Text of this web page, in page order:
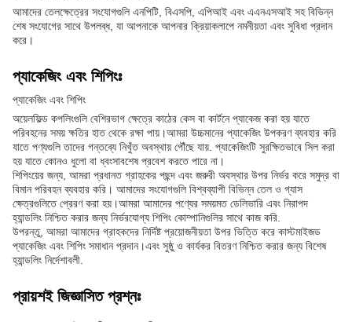
আমাদের তেলক্ষেত্রের সংযোগগুলি এনপিটি, বিএসপি, এপিআই এবং এএনএসআই সহ বিভিন্ন
শেষ সংযোগের সাথে উপলব্ধ, যা আপনাকে আপনার ক্রিয়াকলাপে নমনীয়তা এবং সুবিধা প্রদান
করে।
প্যাকেজিং এবং শিপিংঃ
প্যাকেজিং এবং শিপিং
অয়েলফিল্ড কপলিংগুলি বেশিরভাগ ক্ষেত্রে কাঠের কেস বা কার্টনে প্যাকেজ করা হয় যাতে
পরিবহনের সময় ক্ষতির হাত থেকে রক্ষা পায়।আমরা উচ্চমানের প্যাকেজিং উপকরণ ব্যবহার করি
যাতে পণ্যগুলি তাদের গন্তব্যে নিখুঁত অবস্থায় পৌঁছে যায়. প্যাকেজিংটি সুরক্ষিতভাবে সিল করা
হয় যাতে কোনও ধুলো বা ধ্বংসাবশেষ প্রবেশ করতে পারে না।
শিপিংয়ের জন্য, আমরা প্রধানত গ্রাহকের পছন্দ এবং জরুরী অবস্থার উপর নির্ভর করে সমুদ্র বা
বিমান পরিবহন ব্যবহার করি। আমাদের সংযোগগুলি বিশ্বব্যাপী বিভিন্ন তেল ও গ্যাস
ক্ষেত্রগুলিতে প্রেরণ করা হয়।আমরা আমাদের পণ্যের সময়মত ডেলিভারি এবং নিরাপদ
হ্যান্ডলিং নিশ্চিত করার জন্য নির্ভরযোগ্য শিপিং কোম্পানিগুলির সাথে কাজ করি.
উপরন্তু, আমরা আমাদের গ্রাহকদের নির্দিষ্ট প্রয়োজনীয়তা উপর ভিত্তি করে কাস্টমাইজড
প্যাকেজিং এবং শিপিং সমাধান প্রদান।এবং সুষ্ঠু ও কার্যকর বিতরণ নিশ্চিত করার জন্য বিশেষ
হ্যান্ডলিং নির্দেশাবলী.
প্রায়শই জিজ্ঞাসিত প্রশ্নঃ